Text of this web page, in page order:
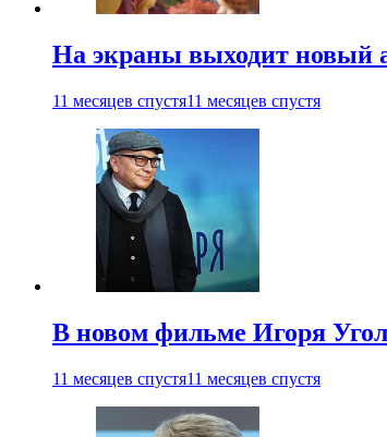
На экраны выходит новый
11 месяцев спустя11 месяцев спустя
В новом фильме Игоря
11 месяцев спустя11 месяцев спустя